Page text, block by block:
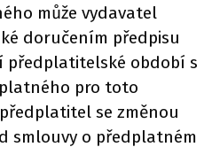
může vydavatel
doručením předpisu
období s
pro toto
se změnou
smlouvy o předplatném